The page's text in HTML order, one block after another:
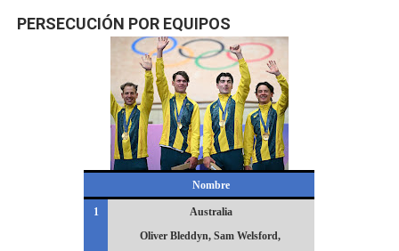
PERSECUCIÓN POR EQUIPOS
Nombre
1
Australia
Oliver Bleddyn, Sam Welsford,